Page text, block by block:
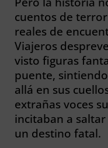
cuentos de
reales de
Viajeros
visto figuras
puente,
allá en sus
extrañas voces
incitaban a
un destino fatal.